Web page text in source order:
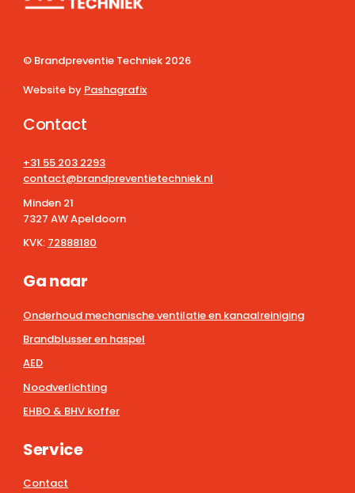
© Brandpreventie Techniek 2026
Website by Pashagrafix
Contact
+31 55 203 2293
contact@brandpreventietechniek.nl
Minden 21
7327 AW Apeldoorn
KVK: 72888180
Ga naar
Onderhoud mechanische ventilatie en kanaalreiniging
Brandblusser en haspel
AED
Noodverlichting
EHBO & BHV koffer
Service
Contact